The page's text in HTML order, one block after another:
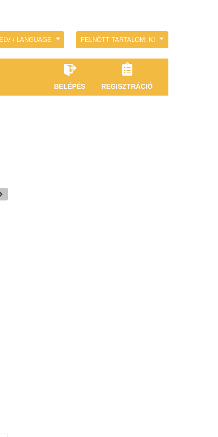
/ LANGUAGE FELNŐTT TARTALOM: KI
BELÉPÉS REGISZTRÁCIÓ